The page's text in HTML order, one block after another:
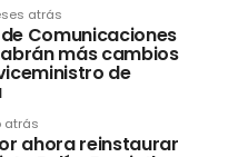
atrás
de Comunicaciones
más cambios
de
atrás
ahora reinstaurar